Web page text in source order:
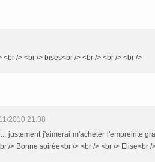
<br /> <br /> bises<br /> <br /> <br /> <br />
2010 21:38
justement j'aimerai m'acheter l'empreinte
/> Bonne soirée<br /> <br /> <br /> Elise<br /